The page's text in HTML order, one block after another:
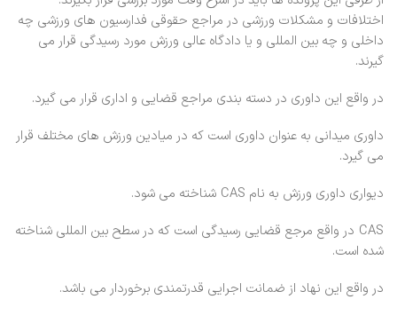
اختلافات و مشکلات ورزشی در مراجع حقوقی فدارسیون های ورزشی چه
داخلی و چه بین المللی و یا دادگاه عالی ورزش مورد رسیدگی قرار می
گیرند.
در واقع این داوری در دسته بندی مراجع قضایی و اداری قرار می گیرد.
داوری میدانی به عنوان داوری است که در میادین ورزش های مختلف قرار
می گیرد.
دیواری داوری ورزش به نام CAS شناخته می شود.
CAS در واقع مرجع قضایی رسیدگی است که در سطح بین المللی شناخته
شده است.
در واقع این نهاد از ضمانت اجرایی قدرتمندی برخوردار می باشد.